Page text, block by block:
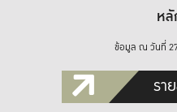
ห
ข้อมูล ณ วันที่
รา